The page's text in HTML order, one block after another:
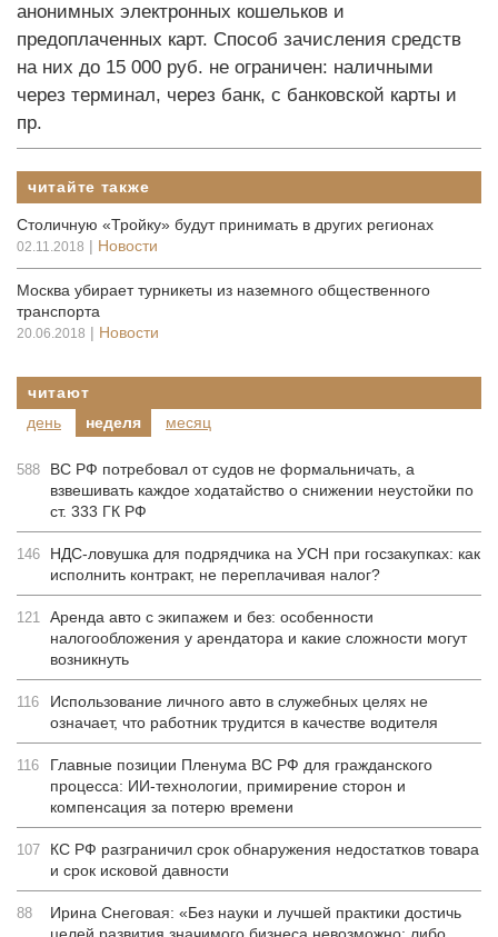
анонимных электронных кошельков и
предоплаченных карт. Способ зачисления средств
на них до 15 000 руб. не ограничен: наличными
через терминал, через банк, с банковской карты и
пр.
читайте также
Столичную «Тройку» будут принимать в других регионах
02.11.2018 | Новости
Москва убирает турникеты из наземного общественного
транспорта
20.06.2018 | Новости
читают
день
неделя месяц
588
ВС РФ потребовал от судов не формальничать, а
взвешивать каждое ходатайство о снижении неустойки по
ст. 333 ГК РФ
146
НДС-ловушка для подрядчика на УСН при госзакупках: как
исполнить контракт, не переплачивая налог?
121 Аренда авто с экипажем и без: особенности
налогообложения у арендатора и какие сложности могут
возникнуть
116
Использование личного авто в служебных целях не
означает, что работник трудится в качестве водителя
116
Главные позиции Пленума ВС РФ для гражданского
процесса: ИИ-технологии, примирение сторон и
компенсация за потерю времени
107
КС РФ разграничил срок обнаружения недостатков товара
и срок исковой давности
88
Ирина Снеговая: «Без науки и лучшей практики достичь